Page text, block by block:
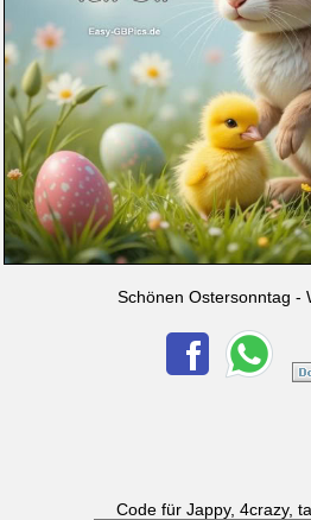
Schönen Ostersonntag -
Code für Jappy, 4crazy,